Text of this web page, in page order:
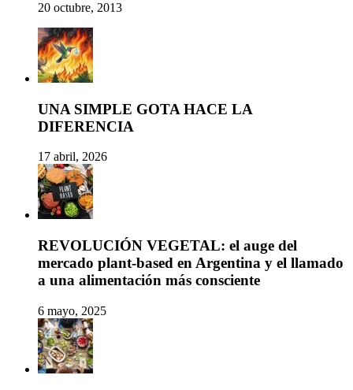
20 octubre, 2013
UNA SIMPLE GOTA HACE LA
DIFERENCIA
17 abril, 2026
REVOLUCIÓN VEGETAL: el auge del
mercado plant-based en Argentina y el llamado
a una alimentación más consciente
6 mayo, 2025